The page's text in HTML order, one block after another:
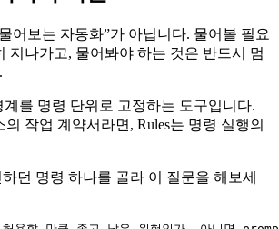
어보는 자동화”가 아닙니다. 물어볼 필요
지나가고, 물어봐야 하는 것은 반드시 멈
계를 명령 단위로 고정하는 도구입니다.
의 작업 계약서라면, Rules는 명령 실행의
던 명령 하나를 골라 이 질문을 해보세